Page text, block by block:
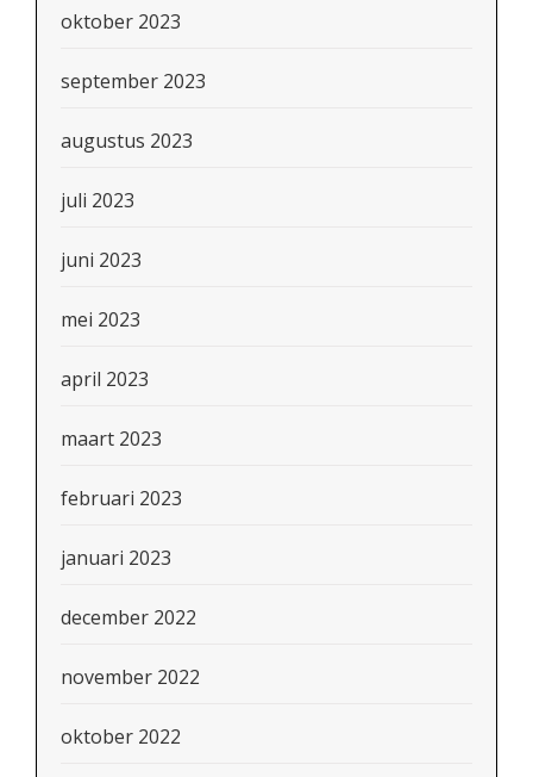
oktober 2023
september 2023
augustus 2023
juli 2023
juni 2023
mei 2023
april 2023
maart 2023
februari 2023
januari 2023
december 2022
november 2022
oktober 2022